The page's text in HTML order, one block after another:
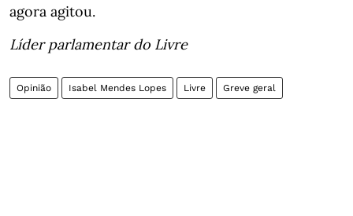
agora agitou.
Líder parlamentar do Livre
Opinião Isabel Mendes Lopes Livre Greve geral